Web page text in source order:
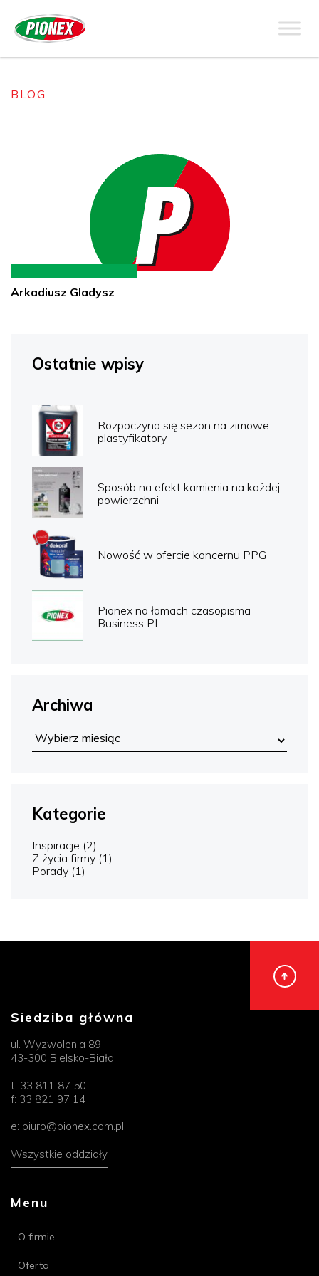
BLOG
Arkadiusz Gladysz
Ostatnie wpisy
Rozpoczyna się sezon na zimowe
plastyfikatory
Sposób na efekt kamienia na każdej
powierzchni
Nowość w ofercie koncernu PPG
Pionex na łamach czasopisma
Business PL
Archiwa
Kategorie
Inspiracje (2)
Z życia firmy (1)
Porady (1)
Siedziba główna
ul. Wyzwolenia 89
43-300 Bielsko-Biała
t: 33 811 87 50
f: 33 821 97 14
e: biuro@pionex.com.pl
Wszystkie oddziały
Menu
O firmie
Oferta